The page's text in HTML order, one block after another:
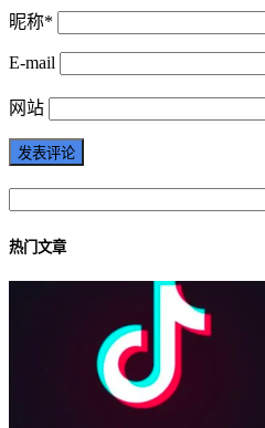
昵称*
E-mail
网站
热门文章